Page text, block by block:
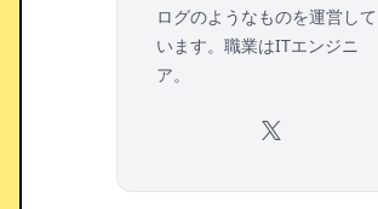
ログのようなものを運営して
います。職業はITエンジニ
ア。
X